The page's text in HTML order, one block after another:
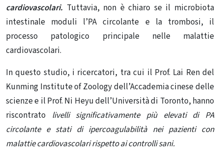
cardiovascolari. Tuttavia, non è chiaro se il microbiota
intestinale moduli l’PA circolante e la trombosi, il
processo patologico principale nelle malattie
cardiovascolari.
In questo studio, i ricercatori, tra cui il Prof. Lai Ren del
Kunming Institute of Zoology dell’Accademia cinese delle
scienze e il Prof. Ni Heyu dell’Università di Toronto, hanno
riscontrato livelli significativamente più elevati di PA
circolante e stati di ipercoagulabilità nei pazienti con
malattie cardiovascolari rispetto ai controlli sani.